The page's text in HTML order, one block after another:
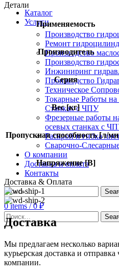
Каталог
Услуги
Производство
Ремонт
Производство
Производство
Инжиниринг
Производство
Техническое
Токарные Работы
Станках с ЧПУ
Фрезерные работы
осевых станках с
Раскрой и гибка
Сварочно-
О компании
Доставка и оплата
Контакты
0items / 0₽
Детали
Применяемость
Производитель
Серия
Вес [кг]
Пропускная способность [л/
Напряжение [В]
Доставка & Оплата
Доставка
Мы предлагаем несколько
курьерская доставка и
компании.